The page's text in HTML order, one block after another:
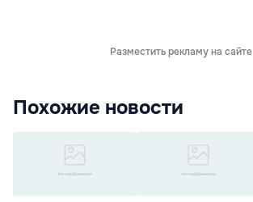
Разместить рекламу на сайте
Похожие новости